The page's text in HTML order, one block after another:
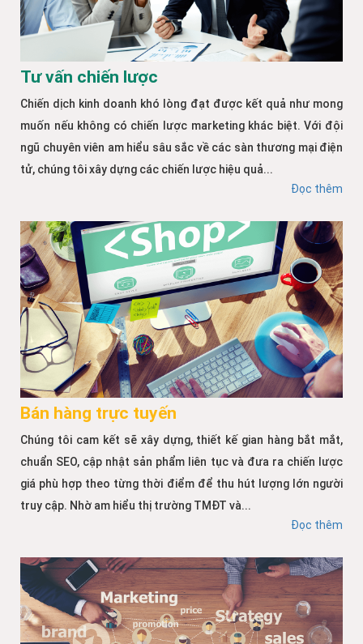
Tư vấn chiến lược
Chiến dịch kinh doanh khó lòng đạt được kết quả như mong
muốn nếu không có chiến lược marketing khác biệt. Với đội
ngũ chuyên viên am hiểu sâu sắc về các sàn thương mại điện
tử, chúng tôi xây dựng các chiến lược hiệu quả...
Đọc thêm
Bán hàng trực tuyến
Chúng tôi cam kết sẽ xây dựng, thiết kế gian hàng bắt mắt,
chuẩn SEO, cập nhật sản phẩm liên tục và đưa ra chiến lược
giá phù hợp theo từng thời điểm để thu hút lượng lớn người
truy cập. Nhờ am hiểu thị trường TMĐT và...
Đọc thêm